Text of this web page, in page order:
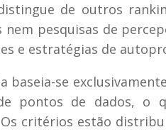
de outros
nem pesquisas de
e estratégias de
baseia-se
pontos de dados, o
critérios estão